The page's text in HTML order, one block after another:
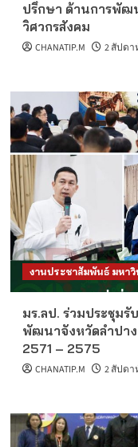
ข่าวรับส
บุคคลเ
2
ข่าวรับส
รับสมัค
มหาวิท
รายได้
3
ข่าวรับ
รับสมั
มหาวิ
รายไ
ข่าวรับส
ประกา
พนักงา
งบราย
5
ข่าวรับส
ปรึกษา ด้านการพัฒ
วิศวกรสังคม
CHANATIP.M 2 สัปดา
งานประชาสัมพันธ์ มหา
มร.ลป. ร่วมประชุมรั
พัฒนาจังหวัดลำปา
2571 – 2575
CHANATIP.M 2 สัปดา